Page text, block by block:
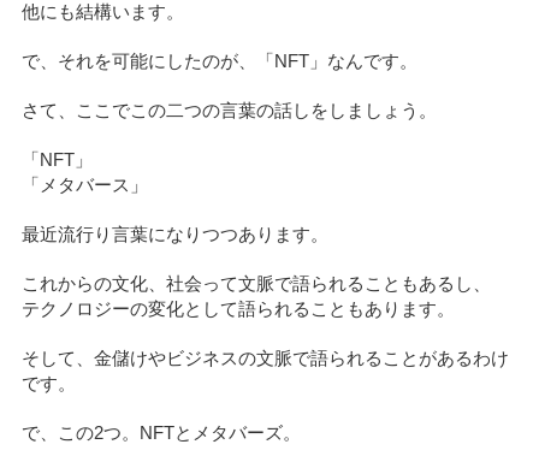
他にも結構います。
で、それを可能にしたのが、「NFT」なんです。
さて、ここでこの二つの言葉の話しをしましょう。
「NFT」
「メタバース」
最近流行り言葉になりつつあります。
これからの文化、社会って文脈で語られることもあるし、
テクノロジーの変化として語られることもあります。
そして、金儲けやビジネスの文脈で語られることがあるわけ
です。
で、この2つ。NFTとメタバーズ。